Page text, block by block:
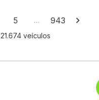
5 … 943
21.674 veículos